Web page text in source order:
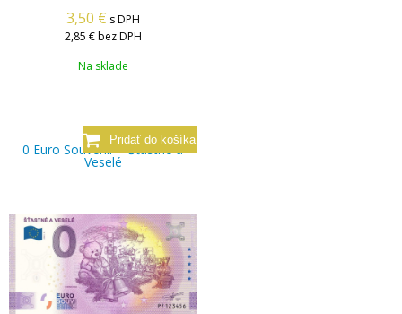
3,50 € s DPH
2,85 € bez DPH
Na sklade
0 Euro Souvenir – Šťastné a
Veselé